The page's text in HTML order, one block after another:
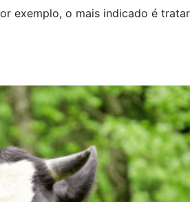
exemplo, o mais indicado é